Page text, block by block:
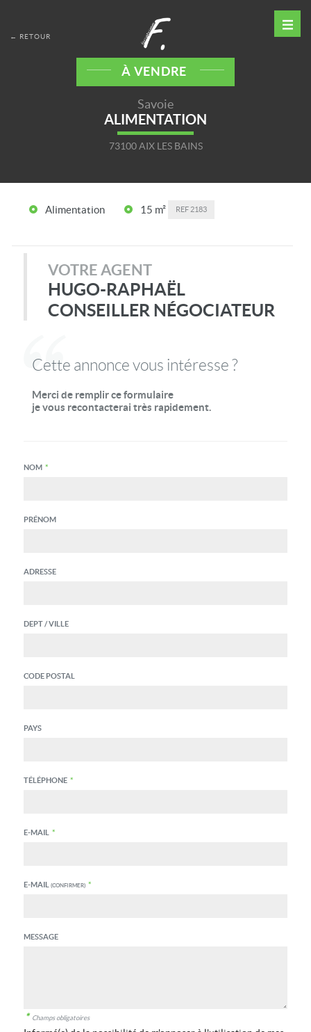
← RETOUR
À VENDRE
Savoie
ALIMENTATION
73100 AIX LES BAINS
Alimentation 15 m² REF 2183
VOTRE AGENT
HUGO-RAPHAËL
CONSEILLER NÉGOCIATEUR
Cette annonce vous intéresse ?
Merci de remplir ce formulaire
je vous recontacterai très rapidement.
NOM *
PRÉNOM
ADRESSE
DEPT / VILLE
CODE POSTAL
PAYS
TÉLÉPHONE *
E-MAIL *
E-MAIL(CONFIRMER) *
MESSAGE
* Champs obligatoires